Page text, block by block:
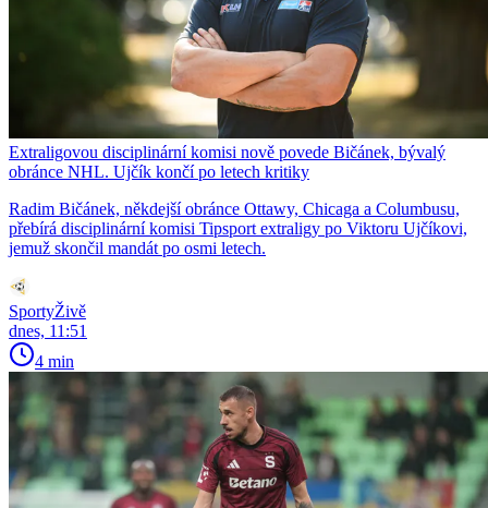
Extraligovou disciplinární komisi nově povede Bičánek, bývalý
obránce NHL. Ujčík končí po letech kritiky
Radim Bičánek, někdejší obránce Ottawy, Chicaga a Columbusu,
přebírá disciplinární komisi Tipsport extraligy po Viktoru Ujčíkovi,
jemuž skončil mandát po osmi letech.
SportyŽivě
dnes, 11:51
4 min